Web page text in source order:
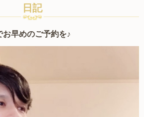
日記
早めのご予約を♪